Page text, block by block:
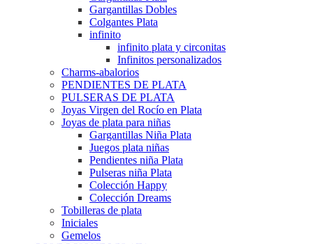
Gargantillas Dobles
Colgantes Plata
infinito
infinito plata y circonitas
Infinitos personalizados
Charms-abalorios
PENDIENTES DE PLATA
PULSERAS DE PLATA
Joyas Virgen del Rocío en Plata
Joyas de plata para niñas
Gargantillas Niña Plata
Juegos plata niñas
Pendientes niña Plata
Pulseras niña Plata
Colección Happy
Colección Dreams
Tobilleras de plata
Iniciales
Gemelos